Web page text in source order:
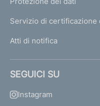
Servizio di certificazione
Atti di notifica
SEGUICI SU
Instagram